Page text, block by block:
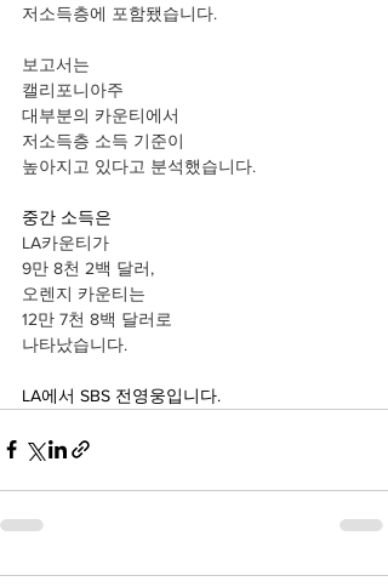
저소득층에 포함됐습니다.
보고서는
캘리포니아주
대부분의 카운티에서
저소득층 소득 기준이
높아지고 있다고 분석했습니다.
중간 소득은
LA카운티가
9만 8천 2백 달러,
오렌지 카운티는
12만 7천 8백 달러로
나타났습니다.
LA에서 SBS 전영웅입니다.